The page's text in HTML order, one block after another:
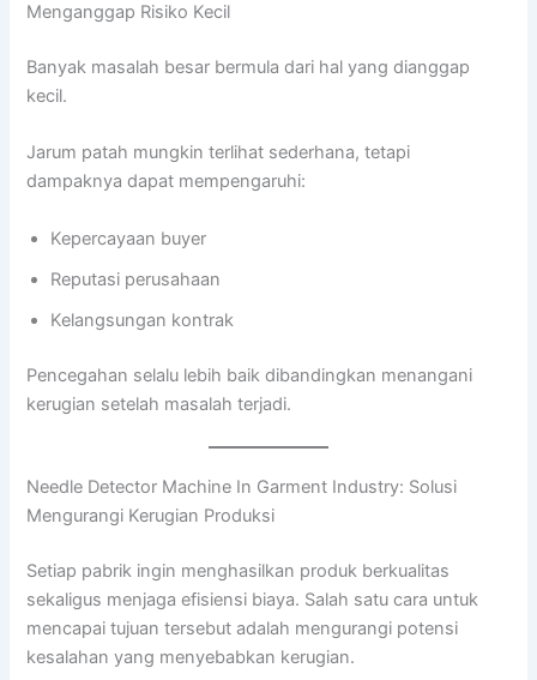
Menganggap Risiko Kecil
Banyak masalah besar bermula dari hal yang dianggap
kecil.
Jarum patah mungkin terlihat sederhana, tetapi
dampaknya dapat mempengaruhi:
Kepercayaan buyer
Reputasi perusahaan
Kelangsungan kontrak
Pencegahan selalu lebih baik dibandingkan menangani
kerugian setelah masalah terjadi.
Needle Detector Machine In Garment Industry: Solusi
Mengurangi Kerugian Produksi
Setiap pabrik ingin menghasilkan produk berkualitas
sekaligus menjaga efisiensi biaya. Salah satu cara untuk
mencapai tujuan tersebut adalah mengurangi potensi
kesalahan yang menyebabkan kerugian.